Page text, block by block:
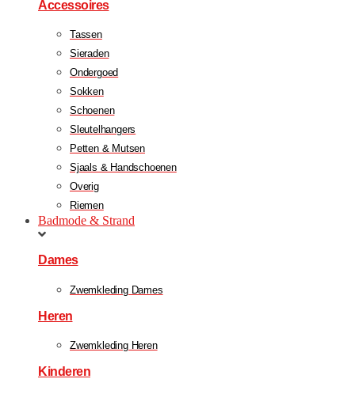
Accessoires
Tassen
Sieraden
Ondergoed
Sokken
Schoenen
Sleutelhangers
Petten & Mutsen
Sjaals & Handschoenen
Overig
Riemen
Badmode & Strand
Dames
Zwemkleding Dames
Heren
Zwemkleding Heren
Kinderen